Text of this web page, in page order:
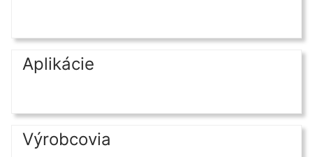
Aplikácie
Výrobcovia